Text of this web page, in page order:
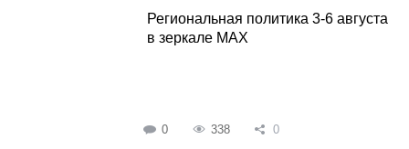
Региональная политика 3-6 августа
в зеркале MAX
0 338 0